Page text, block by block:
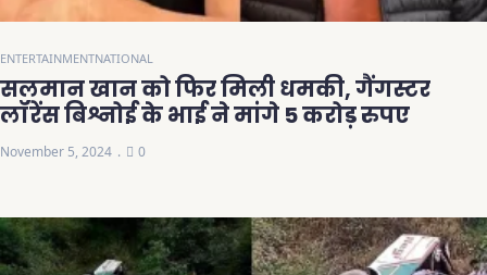
ENTERTAINMENTNATIONAL
सलमान खान को फिर मिली धमकी, गैंगस्टर
लॉरेंस बिश्नोई के भाई ने मांगे 5 करोड़ रुपए
November 5, 2024 0